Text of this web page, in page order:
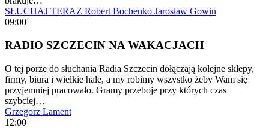
SŁUCHAJ TERAZ Robert Bochenko Jarosław Gowin
09:00
RADIO SZCZECIN NA WAKACJACH
O tej porze do słuchania Radia Szczecin dołączają kolejne sklepy,
firmy, biura i wielkie hale, a my robimy wszystko żeby Wam się
przyjemniej pracowało. Gramy przeboje przy których czas
szybciej…
Grzegorz Lament
12:00